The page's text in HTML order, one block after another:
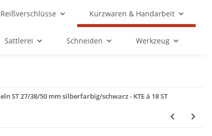
Kurzwaren & Handarbeit
Sattlerei Schneiden Werkzeug
ST 27/38/50 mm silberfarbig/schwarz - KTE á 18 ST